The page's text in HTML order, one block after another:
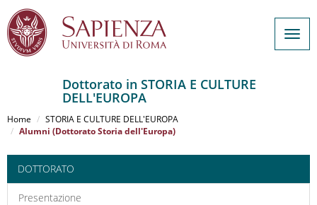
al
contenuto
Dottorato in STORIA E CULTURE
DELL'EUROPA
Home
STORIA E CULTURE DELL'EUROPA
Alumni (Dottorato Storia dell'Europa)
DOTTORATO
Presentazione